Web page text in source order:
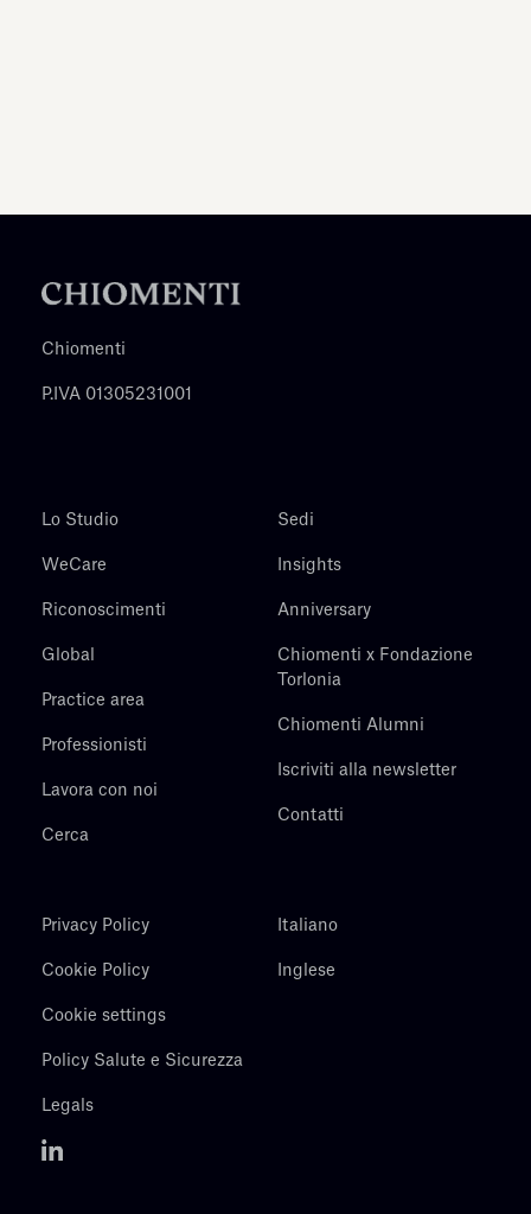
Chiomenti
P.IVA 01305231001
Lo Studio
WeCare
Riconoscimenti
Global
Practice area
Professionisti
Lavora con noi
Cerca
Sedi
Insights
Anniversary
Chiomenti x Fondazione
Torlonia
Chiomenti Alumni
Iscriviti alla newsletter
Contatti
Privacy Policy
Cookie Policy
Cookie settings
Policy Salute e Sicurezza
Legals
Italiano
Inglese